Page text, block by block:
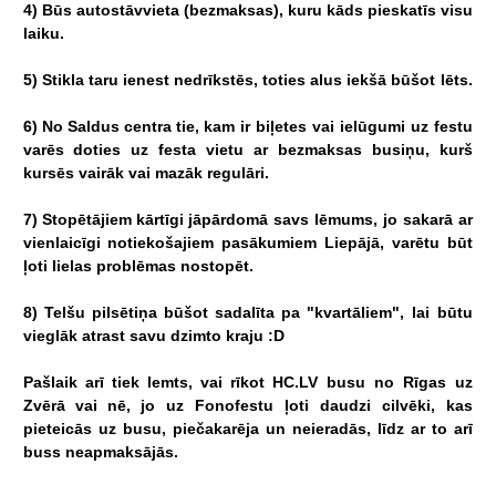
4) Būs autostāvvieta (bezmaksas), kuru kāds pieskatīs visu
laiku.
5) Stikla taru ienest nedrīkstēs, toties alus iekšā būšot lēts.
6) No Saldus centra tie, kam ir biļetes vai ielūgumi uz festu
varēs doties uz festa vietu ar bezmaksas busiņu,
kurš
kursēs vairāk vai mazāk regulāri.
7) Stopētājiem kārtīgi jāpārdomā savs lēmums, jo sakarā ar
vienlaicīgi notiekošajiem pasākumiem Liepājā, varētu būt
ļoti lielas problēmas nostopēt.
8) Telšu pilsētiņa būšot sadalīta pa "kvartāliem", lai būtu
vieglāk atrast savu dzimto kraju :D
Pašlaik arī tiek lemts, vai rīkot HC.LV busu no Rīgas uz
Zvērā vai nē, jo uz Fonofestu ļoti daudzi cilvēki,
kas
pieteicās uz busu, piečakarēja un neieradās, līdz ar to arī
buss neapmaksājās.